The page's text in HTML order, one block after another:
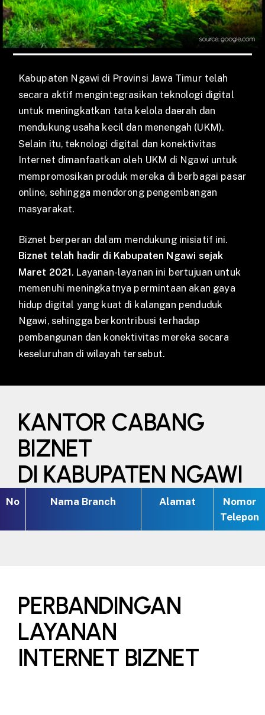
Kabupaten Ngawi di Provinsi Jawa Timur telah
secara aktif mengintegrasikan teknologi digital
untuk meningkatkan tata kelola daerah dan
mendukung usaha kecil dan menengah (UKM).
Selain itu, teknologi digital dan konektivitas
Internet dimanfaatkan oleh UKM di Ngawi untuk
mempromosikan produk mereka di berbagai pasar
online, sehingga mendorong pengembangan
masyarakat.
Biznet berperan dalam mendukung inisiatif ini.
Biznet telah hadir di Kabupaten Ngawi sejak
Maret 2021. Layanan-layanan ini bertujuan untuk
memenuhi meningkatnya permintaan akan gaya
hidup digital yang kuat di kalangan penduduk
Ngawi, sehingga berkontribusi terhadap
pembangunan dan konektivitas mereka secara
keseluruhan di wilayah tersebut.
KANTOR CABANG
BIZNET
DI KABUPATEN NGAWI
No Nama Branch Alamat
Nomor
Telepon
PERBANDINGAN
LAYANAN
INTERNET BIZNET